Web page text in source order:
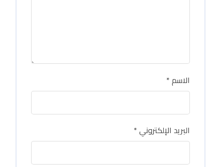
الاسم*
البريد الإلكتروني*